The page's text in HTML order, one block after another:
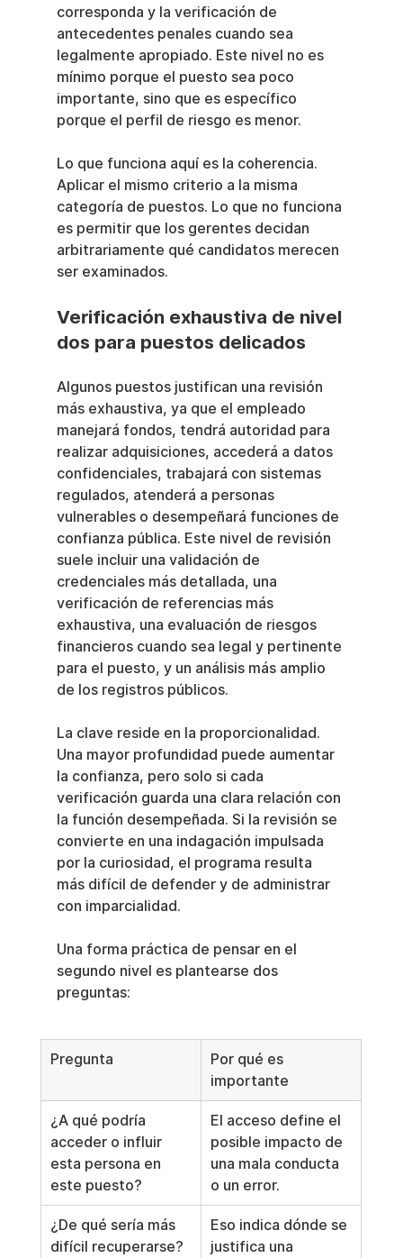
corresponda y la verificación de
antecedentes penales cuando sea
legalmente apropiado. Este nivel no es
mínimo porque el puesto sea poco
importante, sino que es específico
porque el perfil de riesgo es menor.
Lo que funciona aquí es la coherencia.
Aplicar el mismo criterio a la misma
categoría de puestos. Lo que no funciona
es permitir que los gerentes decidan
arbitrariamente qué candidatos merecen
ser examinados.
Verificación exhaustiva de nivel
dos para puestos delicados
Algunos puestos justifican una revisión
más exhaustiva, ya que el empleado
manejará fondos, tendrá autoridad para
realizar adquisiciones, accederá a datos
confidenciales, trabajará con sistemas
regulados, atenderá a personas
vulnerables o desempeñará funciones de
confianza pública. Este nivel de revisión
suele incluir una validación de
credenciales más detallada, una
verificación de referencias más
exhaustiva, una evaluación de riesgos
financieros cuando sea legal y pertinente
para el puesto, y un análisis más amplio
de los registros públicos.
La clave reside en la proporcionalidad.
Una mayor profundidad puede aumentar
la confianza, pero solo si cada
verificación guarda una clara relación con
la función desempeñada. Si la revisión se
convierte en una indagación impulsada
por la curiosidad, el programa resulta
más difícil de defender y de administrar
con imparcialidad.
Una forma práctica de pensar en el
segundo nivel es plantearse dos
preguntas:
Pregunta
Por qué es
importante
¿A qué podría
acceder o influir
esta persona en
este puesto?
El acceso define el
posible impacto de
una mala conducta
o un error.
¿De qué sería más
difícil recuperarse?
Eso indica dónde se
justifica una